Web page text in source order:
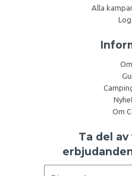
Alla
Om
Ta del av